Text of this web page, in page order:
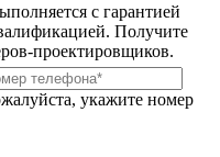
с гарантией
Получите
проектировщиков.
укажите номер